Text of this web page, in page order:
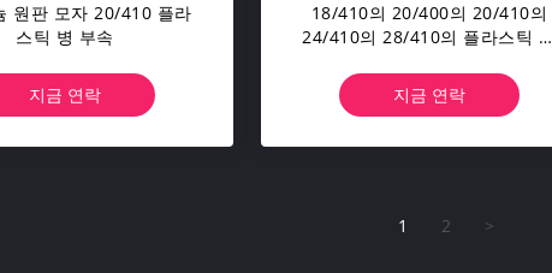
원판 모자 20/410 플라
스틱 병 부속
지금 연락
18/410의 20/400의 20/410의
24/410의 28/410의 플라스틱 병
김 정상 모자
지금 연락
1 2 >